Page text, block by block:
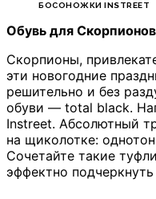
БОСОНОЖКИ INSTREET
Обувь для Скорпионов
Скорпионы,
эти новогодние
решительно и без
обуви — total black.
Instreet. Абсолютный
на щиколотке:
Сочетайте такие
эффектно